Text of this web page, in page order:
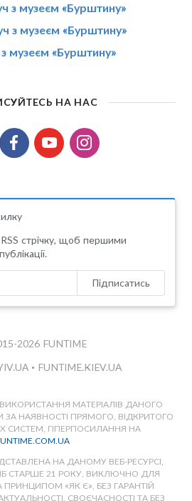
з музеєм «Бурштину»
з музеєм «Бурштину»
музеєм «Бурштину»
НА НАС
стрічку, щоб першими
Підписатись
2026 FUNTIME
• FUNTIME.KIEV.UA
МАТЕРІАЛІВ ДАНОГО
НАЯВНОСТІ ПРЯМОГО, ВІДКРИТОГО
ГІПЕРПОСИЛАННЯ НА
НА ДАНОМУ ВЕБ-РЕСУРСІ,
СТАРШЕ 21 РОКУ, ВИКЛЮЧНО ДЛЯ
«ЯК Є», БЕЗ ГАРАНТІЙ
СВОЄЧАСНОСТІ ТА БЕЗ